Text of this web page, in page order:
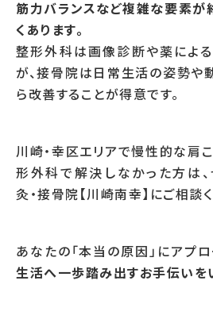
筋力バランスなど複雑な要素が
くあります。
整形外科は画像診断や薬によ
が、接骨院は日常生活の姿勢や
ら改善することが得意です。
川崎・幸区エリアで慢性的な肩
形外科で解決しなかった方は
灸・接骨院【川崎南幸】にご相談
あなたの「本当の原因」にアプ
生活へ一歩踏み出すお手伝いを